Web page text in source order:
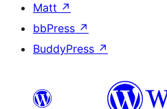
Matt ↗
bbPress ↗
BuddyPress ↗